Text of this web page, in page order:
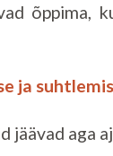
õppima,
ja
jäävad aga